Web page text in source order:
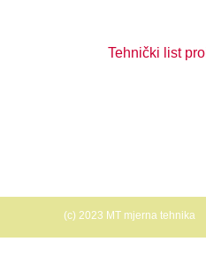
Tehnički list
(c) 2023 MT mjerna tehnika